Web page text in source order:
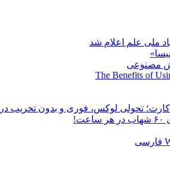
ملی علم اعلام شد
مصنوعی
The Benefits of
دکارت؛ تحولی لوکس، فوری و بدون تخریب